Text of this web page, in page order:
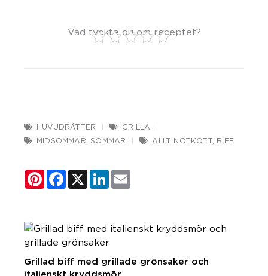
Vad tyckte du om receptet?
HUVUDRÄTTER
GRILLA
MIDSOMMAR
SOMMAR ALLT NÖTKÖTT, BIFF
PinterestFacebook
X LinkedIn
Grillad biff med grillade grönsaker och